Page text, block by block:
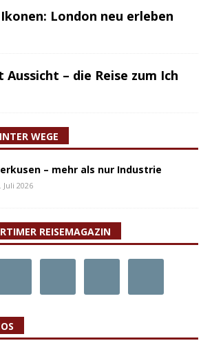
London neu erleben
– die Reise zum Ich
WEGE
– mehr als nur Industrie
Juli 2026
REISEMAGAZIN